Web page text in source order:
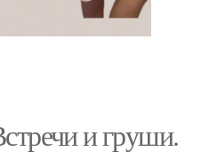
и груши.